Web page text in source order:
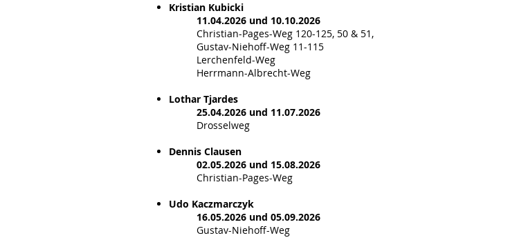
Kristian Kubicki
11.04.2026 und 10.10.2026​
Christian-Pages-Weg 120-125, 50 & 51,
Gustav-Niehoff-Weg 11-115
Lerchenfeld-Weg
Herrmann-Albrecht-Weg
Lothar Tjardes
25.04.2026 und 11.07.2026
Drosselweg
Dennis Clausen
02.05.2026 und 15.08.2026
Christian-Pages-Weg
Udo Kaczmarczyk
16.05.2026 und 05.09.2026
Gustav-Niehoff-Weg